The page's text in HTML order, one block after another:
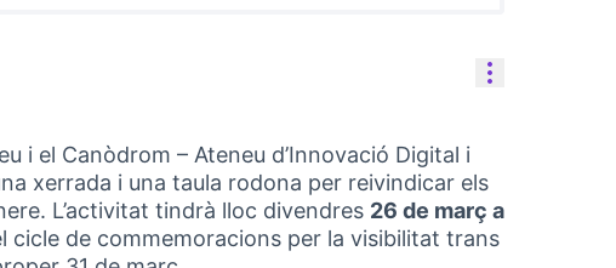
i el Canòdrom – Ateneu d’Innovació Digital i
xerrada i una taula rodona per reivindicar els
L’activitat tindrà lloc divendres 26 de març a
cicle de commemoracions per la visibilitat trans